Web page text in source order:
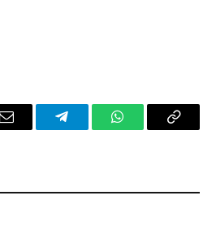
Email TelegramWhatsAppCopy